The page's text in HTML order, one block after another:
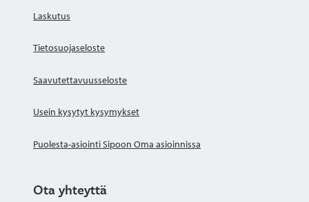
Laskutus
Tietosuojaseloste
Saavutettavuusseloste
Usein kysytyt kysymykset
Puolesta-asiointi Sipoon Oma asioinnissa
Ota yhteyttä